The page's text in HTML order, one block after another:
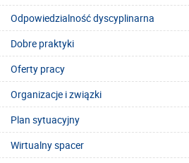
Odpowiedzialność dyscyplinarna
Dobre praktyki
Oferty pracy
Organizacje i związki
Plan sytuacyjny
Wirtualny spacer